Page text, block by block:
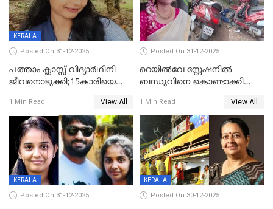
KERALA
Posted On 31-12-2025
പത്താം ക്ലാസ്സ് വിദ്യാര്‍ഥിനി
ജീവനൊടുക്കി;15കാരിയെ
കിടപ്പുമുറിയില്‍ തൂങ്ങി മരിച്ച
നിലയിൽ
1 Min Read View All
Posted On 31-12-2025
റെയിൽവേ സ്റ്റേഷനിൽ
ബന്ധുവിനെ കൊണ്ടാക്കി
ലോറി സ്കൂട്ടറിൽ ഇടിച്ചു :
യുവതിക്ക് ദാരുണാന്ത്യം
1 Min Read View All
KERALA
Posted On 31-12-2025
KERALA
Posted On 30-12-2025